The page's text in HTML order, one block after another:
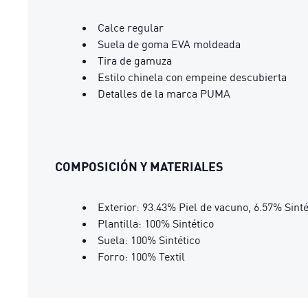
Calce regular
Suela de goma EVA moldeada
Tira de gamuza
Estilo chinela con empeine descubierta
Detalles de la marca PUMA
COMPOSICIÓN Y MATERIALES
Exterior: 93.43% Piel de vacuno, 6.57%
Plantilla: 100% Sintético
Suela: 100% Sintético
Forro: 100% Textil